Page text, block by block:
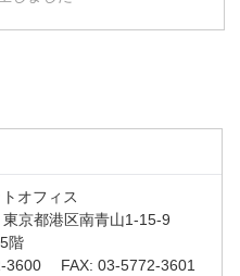
オフィス
京都港区南青山1-15-9
階
3600 FAX: 03-5772-3601